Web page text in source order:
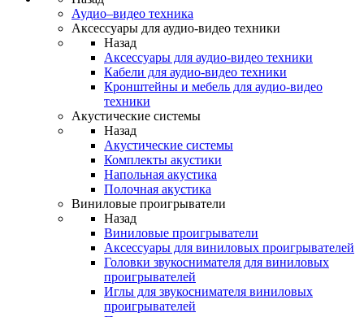
Аудио–видео техника
Аксессуары для аудио-видео техники
Назад
Аксессуары для аудио-видео техники
Кабели для аудио-видео техники
Кронштейны и мебель для аудио-видео
техники
Акустические системы
Назад
Акустические системы
Комплекты акустики
Напольная акустика
Полочная акустика
Виниловые проигрыватели
Назад
Виниловые проигрыватели
Аксессуары для виниловых проигрывателей
Головки звукоснимателя для виниловых
проигрывателей
Иглы для звукоснимателя виниловых
проигрывателей